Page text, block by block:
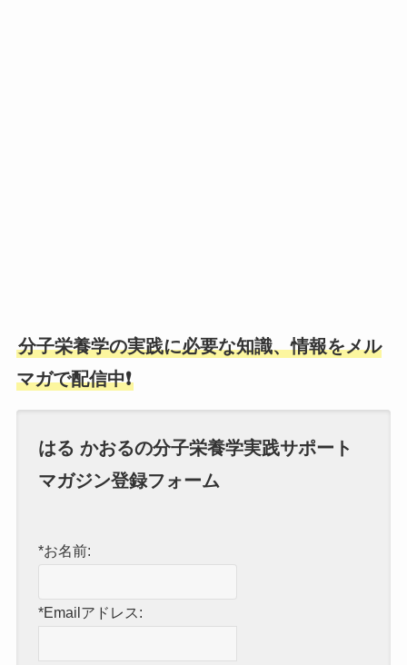
分子栄養学の実践に必要な知識、情報をメル
マガで配信中❗
はる かおるの分子栄養学実践サポート
マガジン登録フォーム
*お名前:
*Emailアドレス: